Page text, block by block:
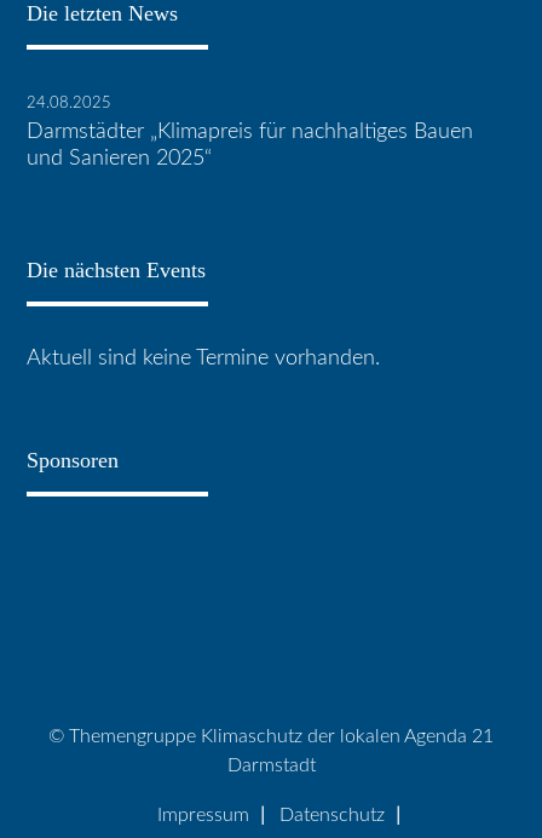
Die letzten News
24.08.2025
Darmstädter „Klimapreis für nachhaltiges Bauen
und Sanieren 2025“
Die nächsten Events
Aktuell sind keine Termine vorhanden.
Sponsoren
© Themengruppe Klimaschutz der lokalen Agenda 21
Darmstadt
Impressum Datenschutz